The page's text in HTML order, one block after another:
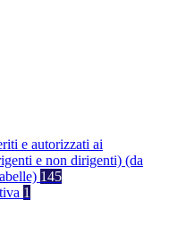
e autorizzati ai
e non dirigenti) (da
145
1